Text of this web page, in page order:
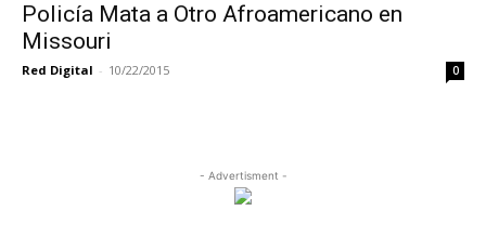
Policía Mata a Otro Afroamericano en
Missouri
Red Digital - 10/22/2015 0
- Advertisment -